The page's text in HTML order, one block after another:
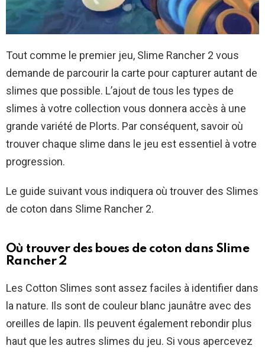
Tout comme le premier jeu, Slime Rancher 2 vous
demande de parcourir la carte pour capturer autant de
slimes que possible. L’ajout de tous les types de
slimes à votre collection vous donnera accès à une
grande variété de Plorts. Par conséquent, savoir où
trouver chaque slime dans le jeu est essentiel à votre
progression.
Le guide suivant vous indiquera où trouver des Slimes
de coton dans Slime Rancher 2.
Où trouver des boues de coton dans Slime
Rancher 2
Les Cotton Slimes sont assez faciles à identifier dans
la nature. Ils sont de couleur blanc jaunâtre avec des
oreilles de lapin. Ils peuvent également rebondir plus
haut que les autres slimes du jeu. Si vous apercevez